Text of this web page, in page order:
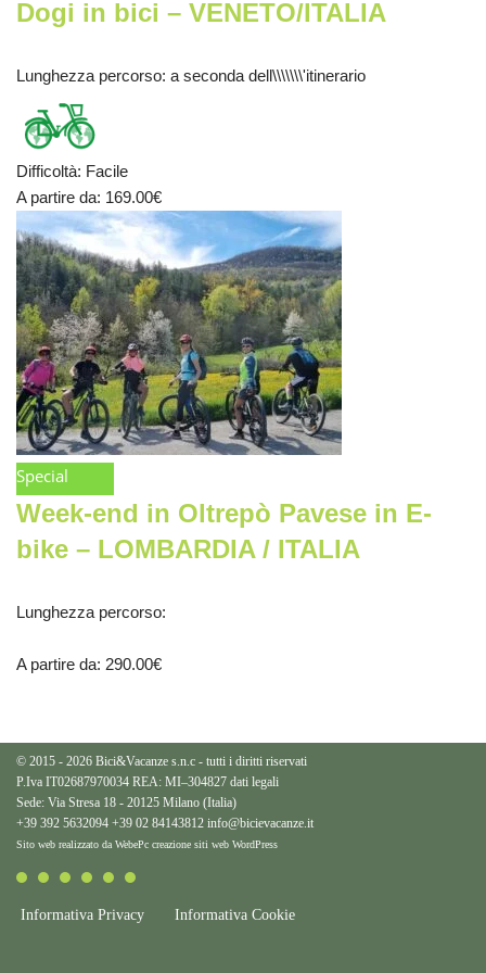
Dogi in bici – VENETO/ITALIA
Lunghezza percorso: a seconda dell\\\\\\\'itinerario
Difficoltà: Facile
A partire da: 169.00€
Special
Week-end in Oltrepò Pavese in E-
bike – LOMBARDIA / ITALIA
Lunghezza percorso:
A partire da: 290.00€
© 2015 - 2026 Bici&Vacanze s.n.c - tutti i diritti riservati
P.Iva IT02687970034 REA: MI–304827 dati legali
Sede: Via Stresa 18 - 20125 Milano (Italia)
+39 392 5632094 +39 02 84143812 info@bicievacanze.it
Sito web realizzato da WebePc creazione siti web WordPress
Informativa Privacy Informativa Cookie